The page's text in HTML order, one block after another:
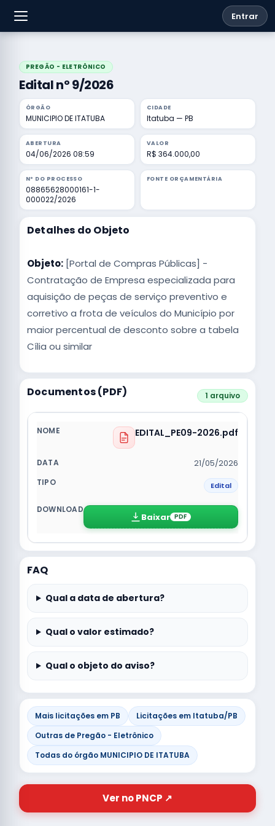
Entrar
PREGÃO - ELETRÔNICO
Edital nº 9/2026
ÓRGÃO
MUNICIPIO DE ITATUBA
CIDADE
Itatuba — PB
ABERTURA
04/06/2026 08:59
VALOR
R$ 364.000,00
Nº DO PROCESSO
08865628000161-1-
000022/2026
FONTE ORÇAMENTÁRIA
Detalhes do Objeto
Objeto: [Portal de Compras Públicas] -
Contratação de Empresa especializada para
aquisição de peças de serviço preventivo e
corretivo a frota de veículos do Município por
maior percentual de desconto sobre a tabela
Cília ou similar
Documentos (PDF) 1 arquivo
EDITAL_PE09-2026.pdf
21/05/2026
Edital
Baixar PDF
FAQ
Qual a data de abertura?
Qual o valor estimado?
Qual o objeto do aviso?
Mais licitações em PB
Licitações em Itatuba/PB
Outras de Pregão - Eletrônico
Todas do órgão MUNICIPIO DE ITATUBA
Ver no PNCP ↗